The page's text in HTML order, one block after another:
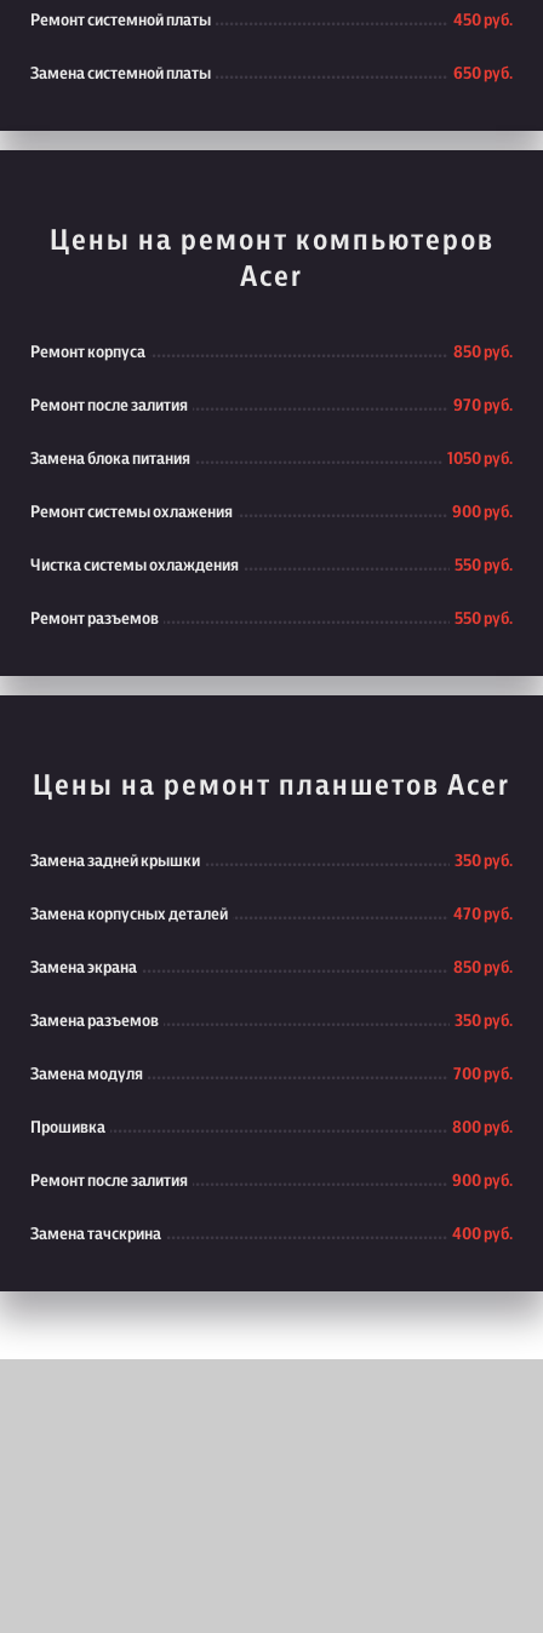
Ремонт системной платы 450 руб.
Замена системной платы 650 руб.
Цены на ремонт компьютеров
Acer
Ремонт корпуса 850 руб.
Ремонт после залития 970 руб.
Замена блока питания 1050 руб.
Ремонт системы охлажения 900 руб.
Чистка системы охлаждения 550 руб.
Ремонт разъемов 550 руб.
Цены на ремонт планшетов Acer
Замена задней крышки 350 руб.
Замена корпусных деталей 470 руб.
Замена экрана 850 руб.
Замена разъемов 350 руб.
Замена модуля 700 руб.
Прошивка 800 руб.
Ремонт после залития 900 руб.
Замена тачскрина 400 руб.